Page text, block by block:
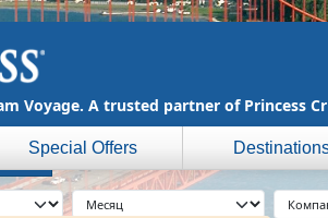
Voyage. A trusted partner of Princess
Special Offers